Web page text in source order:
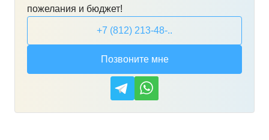
пожелания и бюджет!
+7 (812) 213-48-..
Позвоните мне